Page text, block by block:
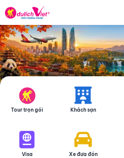
Tour trọn gói Khách sạn
Visa Xe đưa đón